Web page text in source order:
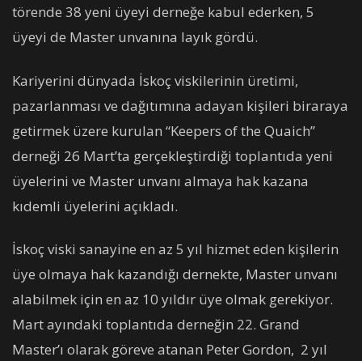
törende 38 yeni üyeyi derneğe kabul ederken, 5
üyeyi de Master unvanına layık gördü.
Kariyerini dünyada İskoç viskilerinin üretimi,
pazarlanması ve dağıtımına adayan kişileri biraraya
getirmek üzere kurulan “Keepers of the Quaich”
derneği 26 Mart’ta gerçekleştirdiği toplantıda yeni
üyelerini ve Master unvanı almaya hak kazana
kıdemli üyelerini açıkladı.
İskoç viski sanayine en az 5 yıl hizmet eden kişilerin
üye olmaya hak kazandığı dernekte, Master unvanı
alabilmek için en az 10 yıldır üye olmak gerekiyor.
Mart ayındaki toplantıda derneğin 22. Grand
Master’ı olarak göreve atanan Peter Gordon, 2 yıl